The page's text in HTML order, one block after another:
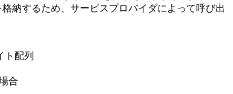
納するため、サービスプロバイダによって呼び出
ト配列
合